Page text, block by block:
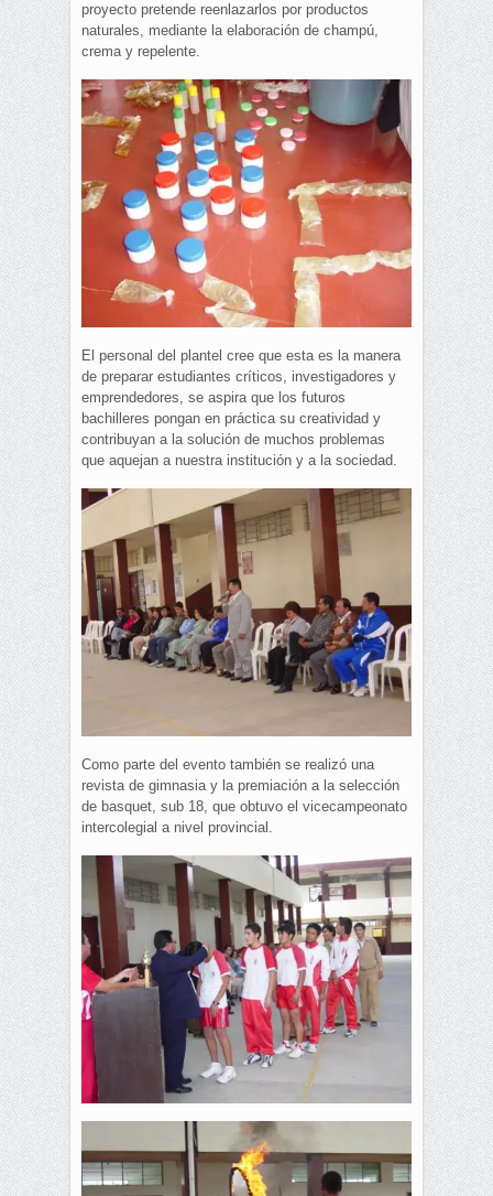
proyecto pretende reenlazarlos por productos
naturales, mediante la elaboración de champú,
crema y repelente.
El personal del plantel cree que esta es la manera
de preparar estudiantes críticos, investigadores y
emprendedores, se aspira que los futuros
bachilleres pongan en práctica su creatividad y
contribuyan a la solución de muchos problemas
que aquejan a nuestra institución y a la sociedad.
Como parte del evento también se realizó una
revista de gimnasia y la premiación a la selección
de basquet, sub 18, que obtuvo el vicecampeonato
intercolegial a nivel provincial.